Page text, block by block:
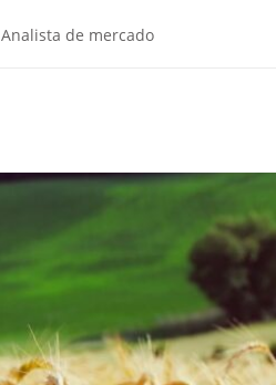
de mercado